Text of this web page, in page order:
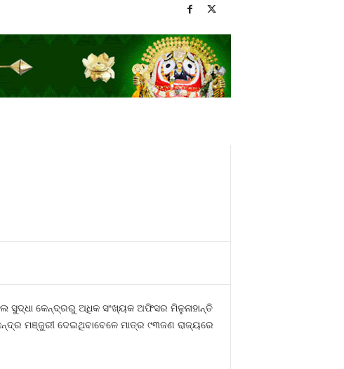
କେନ୍ଦ୍ରରୁ ଅଧିକ ସଂଖ୍ୟକ ଅଫିସର ମିଳୁନାହାନ୍ତି
ମଞ୍ଜୁରୀ ଦେଇଥିବାବେଳେ ମାତ୍ର ୯୩ଜଣ ରାଜ୍ୟରେ